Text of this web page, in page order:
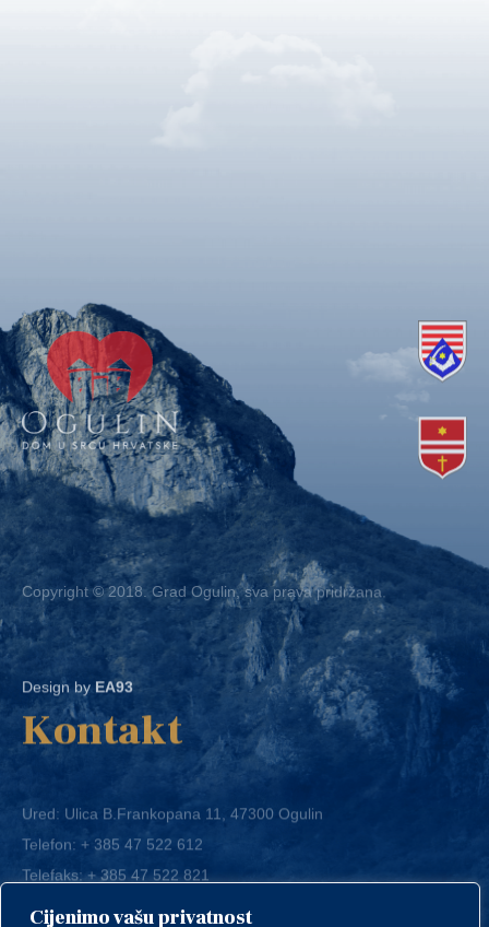
Cijenimo vašu privatnost
Copyright © 2018. Grad Ogulin, sva prava pridržana.
Design byEA93
Kontakt
Ured: Ulica B.Frankopana 11, 47300 Ogulin
Telefon:+ 385 47 522 612
Telefaks:+ 385 47 522 821
E-mail:grad-ogulin@ogulin.hr